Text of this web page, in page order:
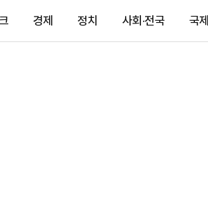
경제 정치 사회·전국 국제